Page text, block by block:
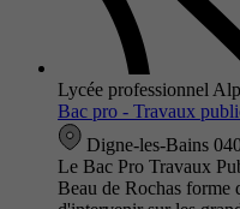
Lycée professionnel
Bac pro - Travaux
Digne-les-Bains
Le Bac Pro Travaux
Beau de Rochas forme